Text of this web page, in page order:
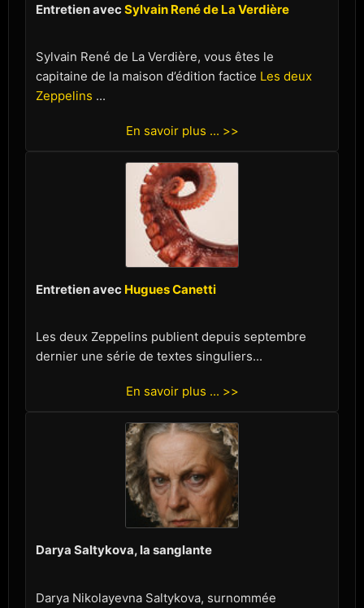
Entretien avecSylvain René de La Verdière
Sylvain René de La Verdière, vous êtes le
capitaine de la maison d’édition factice Les deux
Zeppelins ...
En savoir plus ... >>
Entretien avec Hugues Canetti
Les deux Zeppelins publient depuis septembre
dernier une série de textes singuliers...
En savoir plus ... >>
Darya Saltykova, la sanglante
Darya Nikolayevna Saltykova, surnommée